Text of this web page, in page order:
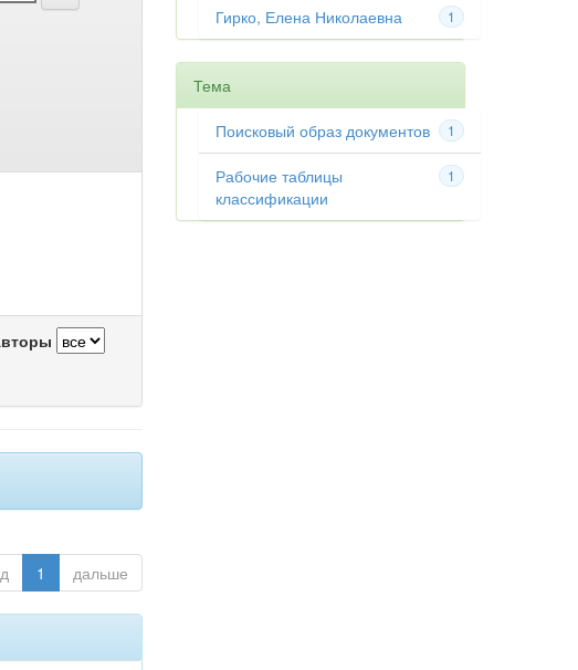
1 дальше
1
Гирко, Елена Николаевна
Тема
1
Поисковый образ документов
1
Рабочие таблицы
классификации